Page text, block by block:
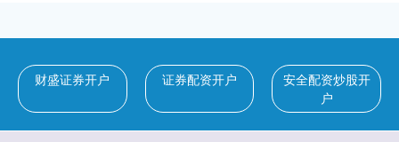
财盛证券开户 证券配资开户
安全配资炒股开
户